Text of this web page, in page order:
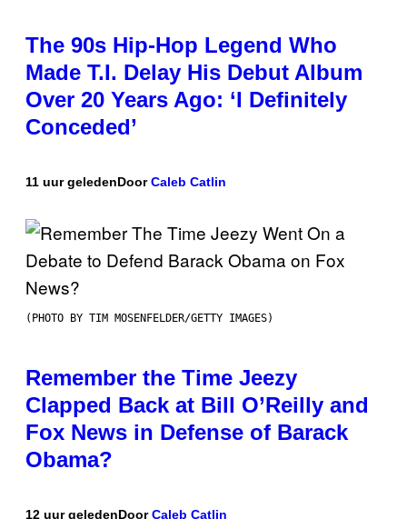
The 90s Hip-Hop Legend Who
Made T.I. Delay His Debut Album
Over 20 Years Ago: ‘I Definitely
Conceded’
11 uur geledenDoorCaleb Catlin
(PHOTO BY TIM MOSENFELDER/GETTY IMAGES)
Remember the Time Jeezy
Clapped Back at Bill O’Reilly and
Fox News in Defense of Barack
Obama?
12 uur geledenDoorCaleb Catlin